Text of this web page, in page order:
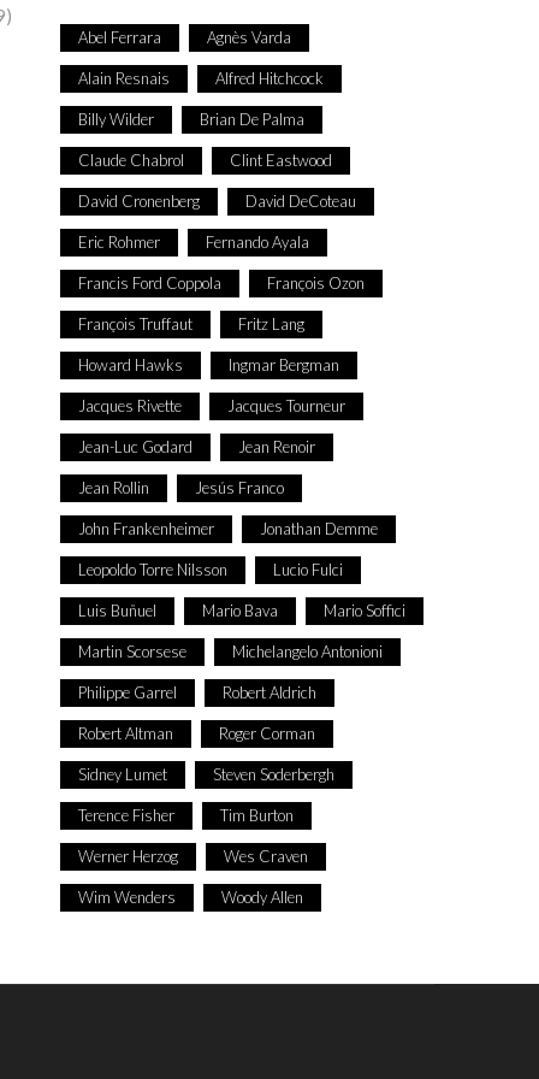
Abel Ferrara Agnès Varda
Alain Resnais Alfred Hitchcock
Billy Wilder Brian De Palma
Claude Chabrol Clint Eastwood
David Cronenberg David DeCoteau
Eric Rohmer Fernando Ayala
Francis Ford Coppola François Ozon
François Truffaut Fritz Lang
Howard Hawks Ingmar Bergman
Jacques Rivette Jacques Tourneur
Jean-Luc Godard Jean Renoir
Jean Rollin Jesús Franco
John Frankenheimer Jonathan Demme
Leopoldo Torre Nilsson Lucio Fulci
Luis Buñuel Mario Bava Mario Soffici
Martin Scorsese Michelangelo Antonioni
Philippe Garrel Robert Aldrich
Robert Altman Roger Corman
Sidney Lumet Steven Soderbergh
Terence Fisher Tim Burton
Werner Herzog Wes Craven
Wim Wenders Woody Allen